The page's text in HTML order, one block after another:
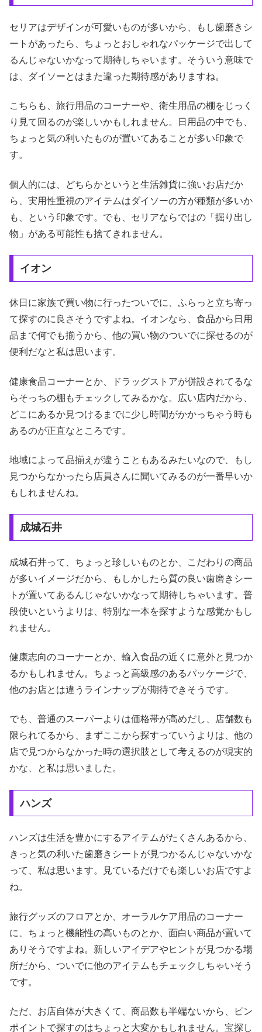
セリアはデザインが可愛いものが多いから、もし歯磨きシ
ートがあったら、ちょっとおしゃれなパッケージで出して
るんじゃないかなって期待しちゃいます。そういう意味で
は、ダイソーとはまた違った期待感がありますね。
こちらも、旅行用品のコーナーや、衛生用品の棚をじっく
り見て回るのが楽しいかもしれません。日用品の中でも、
ちょっと気の利いたものが置いてあることが多い印象で
す。
個人的には、どちらかというと生活雑貨に強いお店だか
ら、実用性重視のアイテムはダイソーの方が種類が多いか
も、という印象です。でも、セリアならではの「掘り出し
物」がある可能性も捨てきれません。
イオン
休日に家族で買い物に行ったついでに、ふらっと立ち寄っ
て探すのに良さそうですよね。イオンなら、食品から日用
品まで何でも揃うから、他の買い物のついでに探せるのが
便利だなと私は思います。
健康食品コーナーとか、ドラッグストアが併設されてるな
らそっちの棚もチェックしてみるかな。広い店内だから、
どこにあるか見つけるまでに少し時間がかかっちゃう時も
あるのが正直なところです。
地域によって品揃えが違うこともあるみたいなので、もし
見つからなかったら店員さんに聞いてみるのが一番早いか
もしれませんね。
成城石井
成城石井って、ちょっと珍しいものとか、こだわりの商品
が多いイメージだから、もしかしたら質の良い歯磨きシー
トが置いてあるんじゃないかなって期待しちゃいます。普
段使いというよりは、特別な一本を探すような感覚かもし
れません。
健康志向のコーナーとか、輸入食品の近くに意外と見つか
るかもしれません。ちょっと高級感のあるパッケージで、
他のお店とは違うラインナップが期待できそうです。
でも、普通のスーパーよりは価格帯が高めだし、店舗数も
限られてるから、まずここから探すっていうよりは、他の
店で見つからなかった時の選択肢として考えるのが現実的
かな、と私は思いました。
ハンズ
ハンズは生活を豊かにするアイテムがたくさんあるから、
きっと気の利いた歯磨きシートが見つかるんじゃないかな
って、私は思います。見ているだけでも楽しいお店ですよ
ね。
旅行グッズのフロアとか、オーラルケア用品のコーナー
に、ちょっと機能性の高いものとか、面白い商品が置いて
ありそうですよね。新しいアイデアやヒントが見つかる場
所だから、ついでに他のアイテムもチェックしちゃいそう
です。
ただ、お店自体が大きくて、商品数も半端ないから、ピン
ポイントで探すのはちょっと大変かもしれません。宝探し